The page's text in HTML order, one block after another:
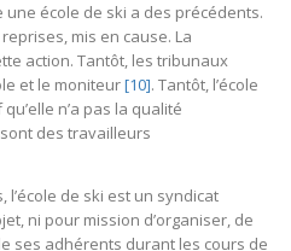
école de ski a des précédents.
mis en cause. La
action. Tantôt, les tribunaux
et le moniteur[10]. Tantôt, l’école
n’a pas la qualité
des travailleurs
de ski est un syndicat
ni pour mission d’organiser, de
ses adhérents durant les cours de